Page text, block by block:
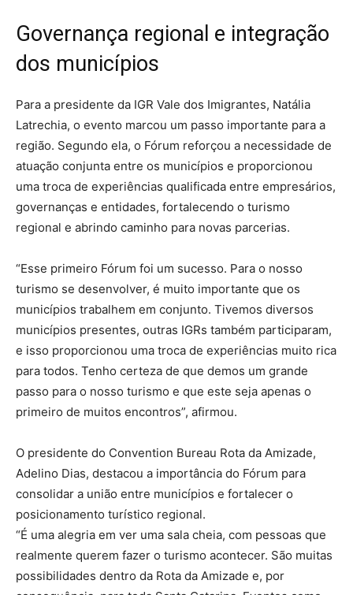
Governança regional e integração
dos municípios
Para a presidente da IGR Vale dos Imigrantes, Natália
Latrechia, o evento marcou um passo importante para a
região. Segundo ela, o Fórum reforçou a necessidade de
atuação conjunta entre os municípios e proporcionou
uma troca de experiências qualificada entre empresários,
governanças e entidades, fortalecendo o turismo
regional e abrindo caminho para novas parcerias.
“Esse primeiro Fórum foi um sucesso. Para o nosso
turismo se desenvolver, é muito importante que os
municípios trabalhem em conjunto. Tivemos diversos
municípios presentes, outras IGRs também participaram,
e isso proporcionou uma troca de experiências muito rica
para todos. Tenho certeza de que demos um grande
passo para o nosso turismo e que este seja apenas o
primeiro de muitos encontros”, afirmou.
O presidente do Convention Bureau Rota da Amizade,
Adelino Dias, destacou a importância do Fórum para
consolidar a união entre municípios e fortalecer o
posicionamento turístico regional.
“É uma alegria em ver uma sala cheia, com pessoas que
realmente querem fazer o turismo acontecer. São muitas
possibilidades dentro da Rota da Amizade e, por